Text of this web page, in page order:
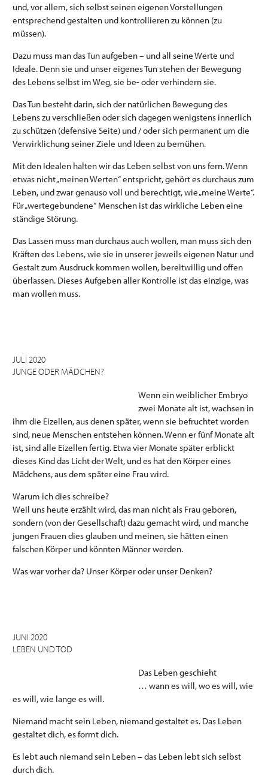
und, vor allem, sich selbst seinen eigenen Vorstellungen
entsprechend gestalten und kontrollieren zu können (zu
müssen).
Dazu muss man das Tun aufgeben – und all seine Werte und
Ideale. Denn sie und unser eigenes Tun stehen der Bewegung
des Lebens selbst im Weg, sie be- oder verhindern sie.
Das Tun besteht darin, sich der natürlichen Bewegung des
Lebens zu verschließen oder sich dagegen wenigstens innerlich
zu schützen (defensive Seite) und / oder sich permanent um die
Verwirklichung seiner Ziele und Ideen zu bemühen.
Mit den Idealen halten wir das Leben selbst von uns fern. Wenn
etwas nicht „meinen Werten“ entspricht, gehört es durchaus zum
Leben, und zwar genauso voll und berechtigt, wie „meine Werte“.
Für „wertegebundene“ Menschen ist das wirkliche Leben eine
ständige Störung.
Das Lassen muss man durchaus auch wollen, man muss sich den
Kräften des Lebens, wie sie in unserer jeweils eigenen Natur und
Gestalt zum Ausdruck kommen wollen, bereitwillig und offen
überlassen. Dieses Aufgeben aller Kontrolle ist das einzige, was
man wollen muss.
JULI 2020
JUNGE ODER MÄDCHEN?
Wenn ein weiblicher Embryo
zwei Monate alt ist, wachsen in
ihm die Eizellen, aus denen später, wenn sie befruchtet worden
sind, neue Menschen entstehen können. Wenn er fünf Monate alt
ist, sind alle Eizellen fertig. Etwa vier Monate später erblickt
dieses Kind das Licht der Welt, und es hat den Körper eines
Mädchens, aus dem später eine Frau wird.
Warum ich dies schreibe?
Weil uns heute erzählt wird, das man nicht als Frau geboren,
sondern (von der Gesellschaft) dazu gemacht wird, und manche
jungen Frauen dies glauben und meinen, sie hätten einen
falschen Körper und könnten Männer werden.
Was war vorher da? Unser Körper oder unser Denken?
JUNI 2020
LEBEN UND TOD
Das Leben geschieht
… wann es will, wo es will, wie
es will, wie lange es will.
Niemand macht sein Leben, niemand gestaltet es. Das Leben
gestaltet dich, es formt dich.
Es lebt auch niemand sein Leben – das Leben lebt sich selbst
durch dich.